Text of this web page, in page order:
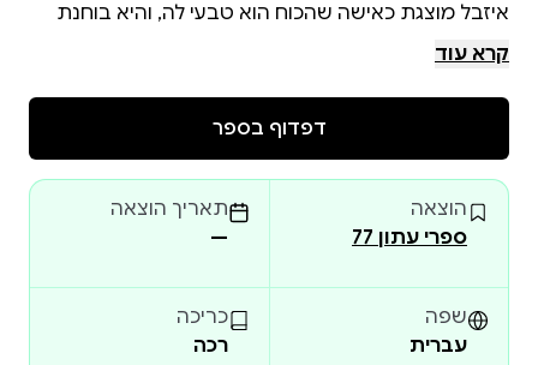
איזבל מוצגת כאישה שהכוח הוא טבעי לה, והיא בוחנת
בהשתאות את האלוהים האחד ואת מנהגי מאמיניו הזרים
האלמנה מצרפת סבורה בדיוק כמוה, אלא שהיא
משתכנעת בכוח האל האחד, שהציל את חיי בנה. חייה
שלה זורמים בשלווה יחסית, המופרת רק עם ביקוריו
בבריחותיו, במאבקיו. לקראת סוף הרומן מצטלבות
קרא עוד
דפדוף בספר
הוצאה
ספרי עתון 77
תאריך הוצאה
—
שפה
עברית
כריכה
רכה